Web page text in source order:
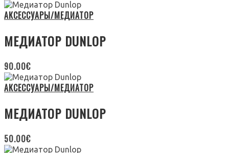
АКСЕССУАРЫ/МЕДИАТОР
МЕДИАТОР DUNLOP
90.00€
АКСЕССУАРЫ/МЕДИАТОР
МЕДИАТОР DUNLOP
50.00€